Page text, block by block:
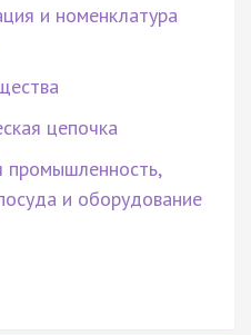
и номенклатура
цепочка
промышленность,
и оборудование